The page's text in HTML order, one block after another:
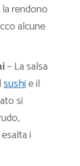
la rendono
alcune
– La salsa
sushie il
si
i